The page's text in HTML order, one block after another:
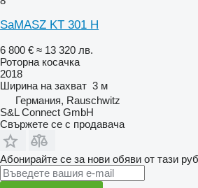
SaMASZ KT 301 H
6 800 € ≈ 13 320 лв.
Роторна косачка
2018
Ширина на захват 3 м
Германия, Rauschwitz
S&L Connect GmbH
Свържете се с продавача
Абонирайте се за нови обяви от тази